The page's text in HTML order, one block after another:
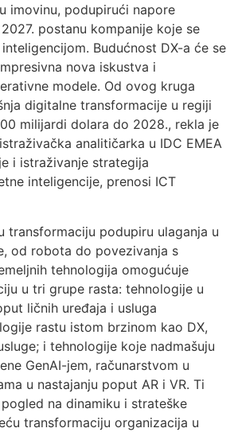
imovinu, podupirući napore
postanu kompanije koje se
Budućnost DX-a će se
nova iskustva i
modele. Od ovog kruga
digitalne transformacije u regiji
milijardi dolara do 2028., rekla je
analitičarka u IDC EMEA
i istraživanje strategija
inteligencije, prenosi ICT
transformaciju podupiru ulaganja u
od robota do povezivanja s
tehnologija omogućuje
u tri grupe rasta: tehnologije u
ličnih uređaja i usluga
rastu istom brzinom kao DX,
i tehnologije koje nadmašuju
GenAI-jem, računarstvom u
u nastajanju poput AR i VR. Ti
na dinamiku i strateške
transformaciju organizacija u